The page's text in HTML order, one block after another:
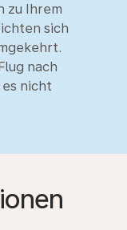
zu Ihrem
sich
nach
nicht